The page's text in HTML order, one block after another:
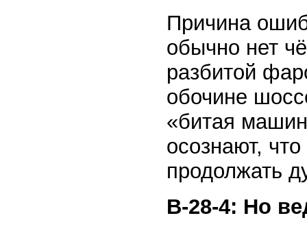
Причина
обычно нет
разбитой
обочине
«битая
осознают,
продолжать
В-28-4: Но